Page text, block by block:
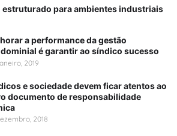
estruturado para ambientes industriais
a performance da gestão
é garantir ao síndico sucesso
2019
e sociedade devem ficar atentos ao
documento de responsabilidade
2018